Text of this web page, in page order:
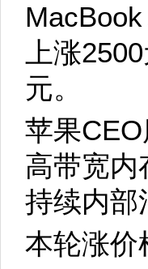
上涨
元。
苹果
高带宽内
持续内部
本轮涨价